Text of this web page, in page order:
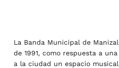
La Banda Municipal de
de 1991, como respuesta a
a la ciudad un espacio